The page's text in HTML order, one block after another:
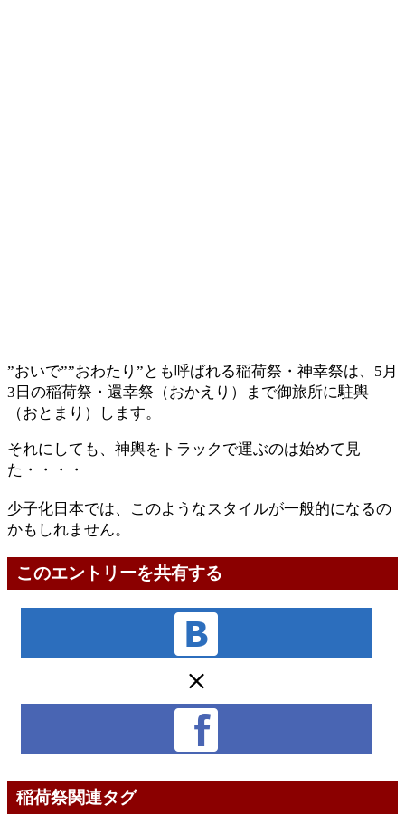
”おいで””おわたり”とも呼ばれる稲荷祭・神幸祭は、5月
3日の稲荷祭・還幸祭（おかえり）まで御旅所に駐輿
（おとまり）します。
それにしても、神輿をトラックで運ぶのは始めて見
た・・・・
少子化日本では、このようなスタイルが一般的になるの
かもしれません。
このエントリーを共有する
稲荷祭関連タグ